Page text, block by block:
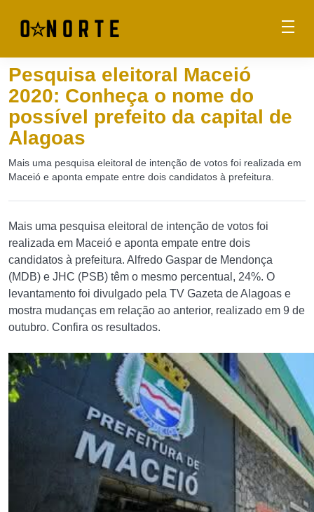
Pesquisa eleitoral Maceió
2020: Conheça o nome do
possível prefeito da capital de
Alagoas
Mais uma pesquisa eleitoral de intenção de votos foi realizada em
Maceió e aponta empate entre dois candidatos à prefeitura.
Mais uma pesquisa eleitoral de intenção de votos foi
realizada em Maceió e aponta empate entre dois
candidatos à prefeitura. Alfredo Gaspar de Mendonça
(MDB) e JHC (PSB) têm o mesmo percentual, 24%. O
levantamento foi divulgado pela TV Gazeta de Alagoas e
mostra mudanças em relação ao anterior, realizado em 9 de
outubro. Confira os resultados.